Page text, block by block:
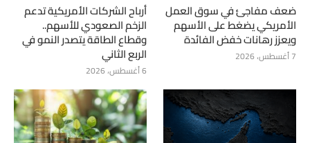
ضعف مفاجئ في سوق العمل
الأمريكي يضغط على الأسهم
ويعزز رهانات خفض الفائدة
7 أغسطس، 2026
أرباح الشركات الأمريكية تدعم
الزخم الصعودي للأسهم..
وقطاع الطاقة يتصدر النمو في
الربع الثاني
6 أغسطس، 2026